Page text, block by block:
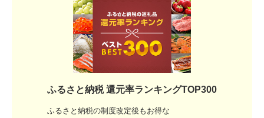
ふるさと納税 還元率ランキングTOP300
ふるさと納税の制度改定後もお得な